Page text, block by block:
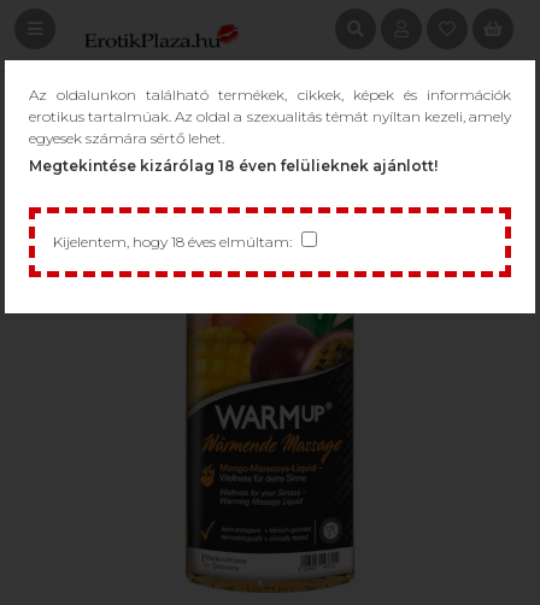
Az oldalunkon található termékek, cikkek, képek és információk
erotikus tartalmúak. Az oldal a szexualitás témát nyíltan kezeli, amely
egyesek számára sértő lehet.
Megtekintése kizárólag 18 éven felülieknek ajánlott!
Kijelentem, hogy 18 éves elmúltam: